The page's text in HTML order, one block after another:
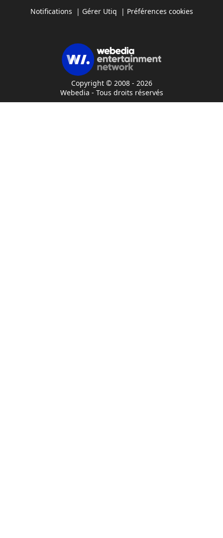
Notifications | Gérer Utiq | Préférences cookies
Copyright © 2008 - 2026
Webedia - Tous droits réservés